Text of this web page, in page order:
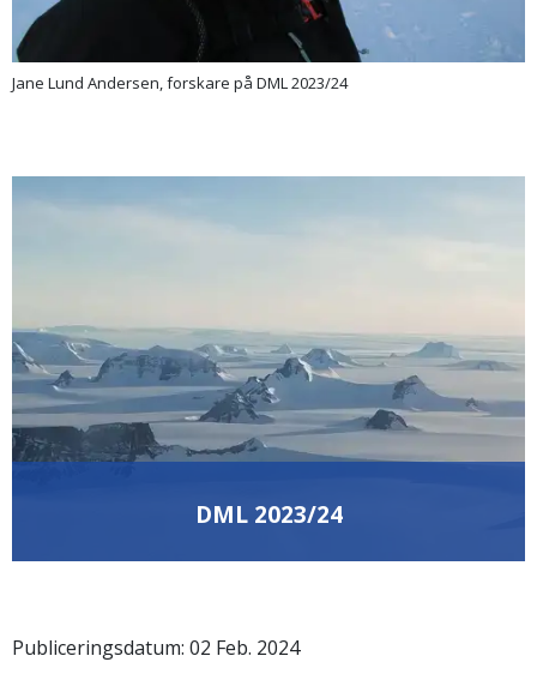
Jane Lund Andersen, forskare på DML 2023/24
DML 2023/24
Publiceringsdatum: 02 Feb. 2024